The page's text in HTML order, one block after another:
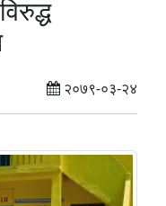
२०७९-०३-२४